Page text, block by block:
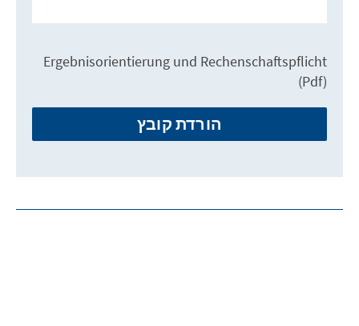
Ergebnisorientierung und Rechenschaftspflicht
(Pdf)
הורדת קובץ